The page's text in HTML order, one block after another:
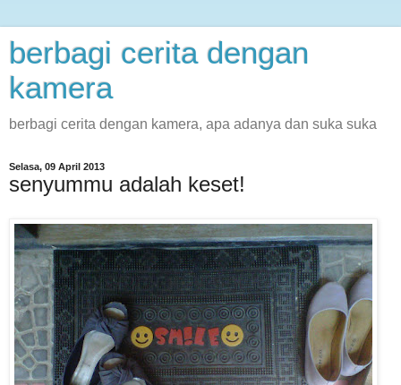
berbagi cerita dengan
kamera
berbagi cerita dengan kamera, apa adanya dan suka suka
Selasa, 09 April 2013
senyummu adalah keset!